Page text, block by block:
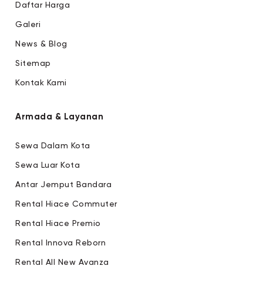
Daftar Harga
Galeri
News & Blog
Sitemap
Kontak Kami
Armada & Layanan
Sewa Dalam Kota
Sewa Luar Kota
Antar Jemput Bandara
Rental Hiace Commuter
Rental Hiace Premio
Rental Innova Reborn
Rental All New Avanza